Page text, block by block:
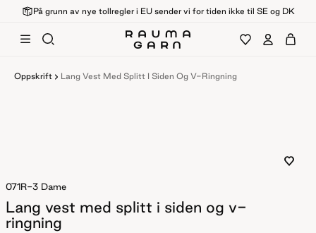
På grunn av nye tollregler i EU sender vi for tiden ikke til SE og DK
Oppskrift Lang Vest Med Splitt I Siden Og V-Ringning
071R-3 Dame
Lang vest med splitt i siden og v-
ringning